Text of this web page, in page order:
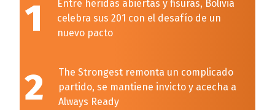
1
Entre heridas abiertas y fisuras, Bolivia
celebra sus 201 con el desafío de un
nuevo pacto
2
The Strongest remonta un complicado
partido, se mantiene invicto y acecha a
Always Ready